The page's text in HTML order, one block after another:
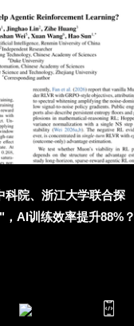
科院、浙江大学联合探
AI训练效率提升88%？